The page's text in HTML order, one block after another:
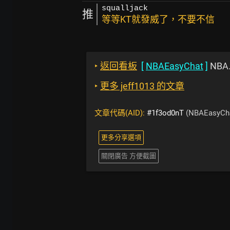
推 squalljack
等等KT就發威了，不要不信
‣ 返回看板 [ NBAEasyChat] NBA.
‣ 更多 jeff1013 的文章
文章代碼(AID): #1f3od0nT
更多分享選項
關閉廣告 方便截圖